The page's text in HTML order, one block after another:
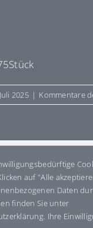
2025 | Kommentare
Your
auf "Alle
Daten
finden Sie unter
Ihre